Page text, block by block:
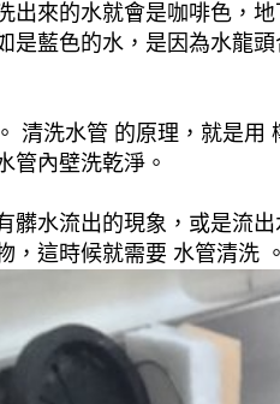
來的水就會是咖啡色，
藍色的水，是因為水龍
清洗水管 的原理，就是
管內壁洗乾淨。
水流出的現象，或是流
，這時候就需要 水管清洗 。